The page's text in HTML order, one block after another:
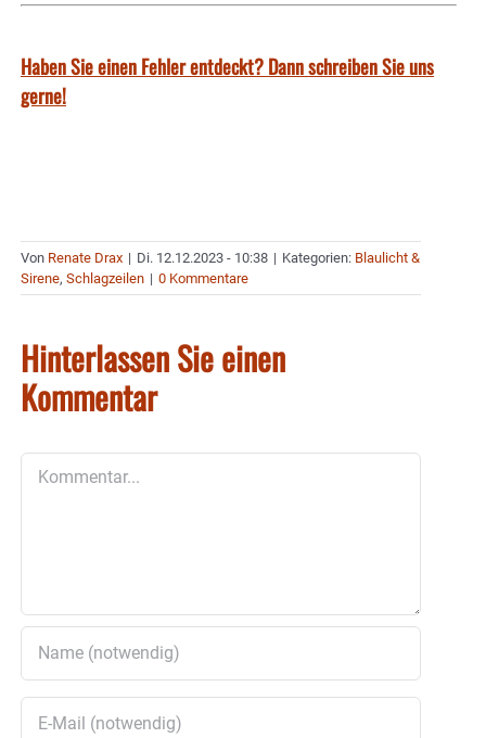
Haben Sie einen Fehler entdeckt? Dann schreiben Sie uns
gerne!
Von Renate Drax | Di. 12.12.2023 - 10:38 | Kategorien: Blaulicht &
Sirene, Schlagzeilen | 0 Kommentare
Hinterlassen Sie einen
Kommentar